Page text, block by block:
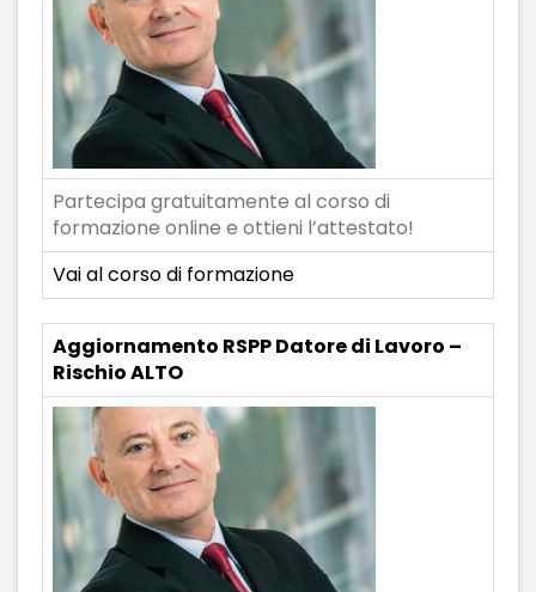
Partecipa gratuitamente al corso di
formazione online e ottieni l’attestato!
Vai al corso di formazione
Aggiornamento RSPP Datore di Lavoro –
Rischio ALTO